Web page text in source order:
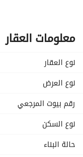
معلومات العقار
نوع العقار
نوع العرض
رقم بيوت المرجعي
نوع السكن
حالة البناء